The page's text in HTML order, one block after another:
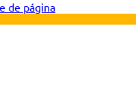
de página